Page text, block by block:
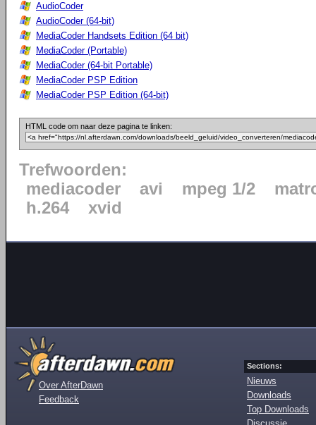
AudioCoder
AudioCoder (64-bit)
MediaCoder Handsets Edition (64 bit)
MediaCoder (Portable)
MediaCoder (64-bit Portable)
MediaCoder PSP Edition
MediaCoder PSP Edition (64-bit)
HTML code om naar deze pagina te linken:
Trefwoorden:
mediacoder
avi mpeg 1/2
h.264
xvid
Over AfterDawn
Feedback
Sections:
Nieuws
Downloads
Top Downloads